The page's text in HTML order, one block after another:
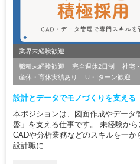
業界未経験歓迎
職種未経験歓迎 完全週休2日制
社宅
産休・育休実績あり
U・Iターン歓迎
設計とデータでモノづくりを支える
本ポジションは、図面作成やデータ
盤」を支える仕事です。 未経験から
CADや分析業務などのスキルを一か
設計職に...